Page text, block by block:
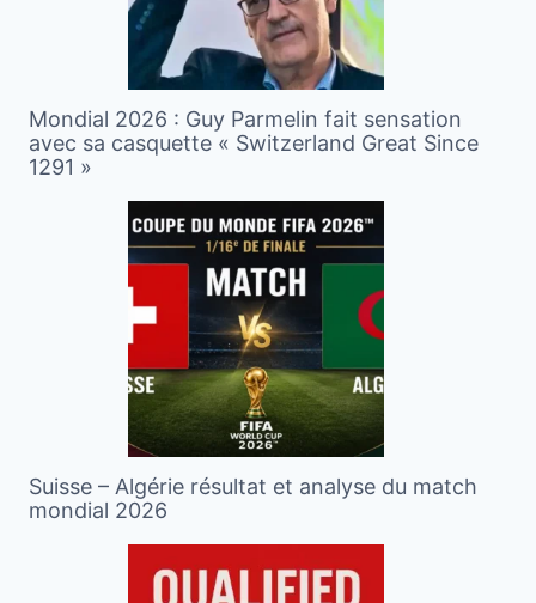
Mondial 2026 : Guy Parmelin fait sensation
avec sa casquette « Switzerland Great Since
1291 »
Suisse – Algérie résultat et analyse du match
mondial 2026